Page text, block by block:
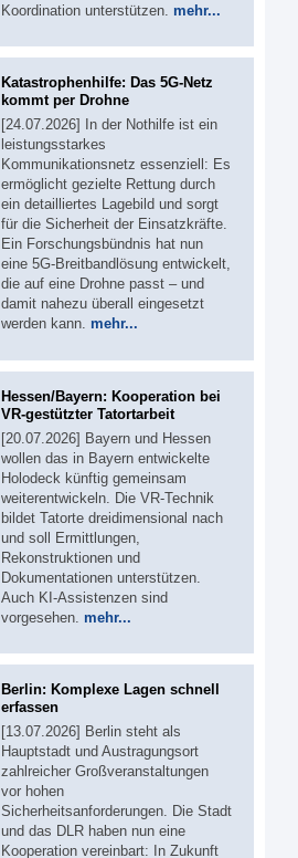
Koordination unterstützen. mehr...
Katastrophenhilfe: Das 5G-Netz
kommt per Drohne
[24.07.2026] In der Nothilfe ist ein
leistungsstarkes
Kommunikationsnetz essenziell: Es
ermöglicht gezielte Rettung durch
ein detailliertes Lagebild und sorgt
für die Sicherheit der Einsatzkräfte.
Ein Forschungsbündnis hat nun
eine 5G-Breitbandlösung entwickelt,
die auf eine Drohne passt – und
damit nahezu überall eingesetzt
werden kann. mehr...
Hessen/Bayern: Kooperation bei
VR-gestützter Tatortarbeit
[20.07.2026] Bayern und Hessen
wollen das in Bayern entwickelte
Holodeck künftig gemeinsam
weiterentwickeln. Die VR-Technik
bildet Tatorte dreidimensional nach
und soll Ermittlungen,
Rekonstruktionen und
Dokumentationen unterstützen.
Auch KI-Assistenzen sind
vorgesehen. mehr...
Berlin: Komplexe Lagen schnell
erfassen
[13.07.2026] Berlin steht als
Hauptstadt und Austragungsort
zahlreicher Großveranstaltungen
vor hohen
Sicherheitsanforderungen. Die Stadt
und das DLR haben nun eine
Kooperation vereinbart: In Zukunft